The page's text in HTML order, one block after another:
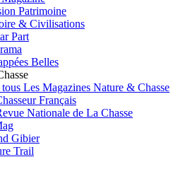
Patrimoine
& Civilisations
Part
Belles
Les Magazines Nature & Chasse
Français
Nationale de La Chasse
Gibier
Trail